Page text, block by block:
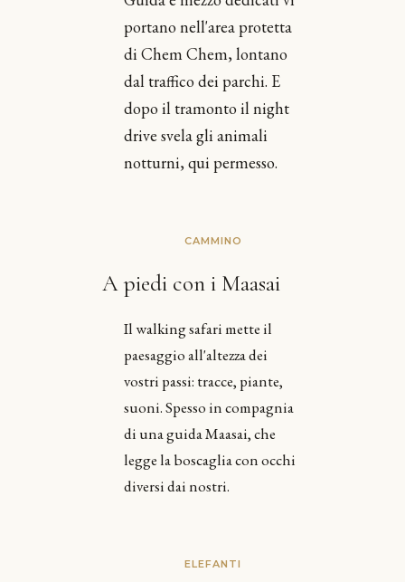
portano nell'area protetta
di Chem Chem, lontano
dal traffico dei parchi. E
dopo il tramonto il night
drive svela gli animali
notturni, qui permesso.
CAMMINO
A piedi con i Maasai
Il walking safari mette il
paesaggio all'altezza dei
vostri passi: tracce, piante,
suoni. Spesso in compagnia
di una guida Maasai, che
legge la boscaglia con occhi
diversi dai nostri.
ELEFANTI